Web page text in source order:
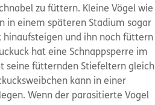
zu füttern. Kleine Vögel wie
in einem späteren Stadium sogar
hinaufsteigen und ihn noch füttern
hat eine Schnappsperre im
seine fütternden Stiefeltern gleich
kann in einer
Wenn der parasitierte Vogel